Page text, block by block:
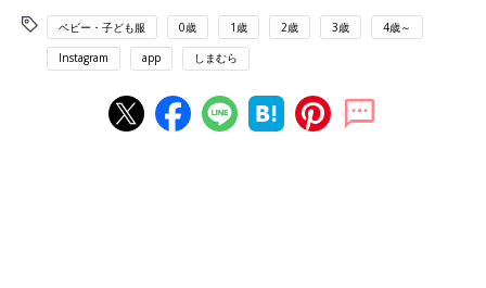
ベビー・子ども服 0歳 1歳 2歳 3歳 4歳～
Instagram app しまむら